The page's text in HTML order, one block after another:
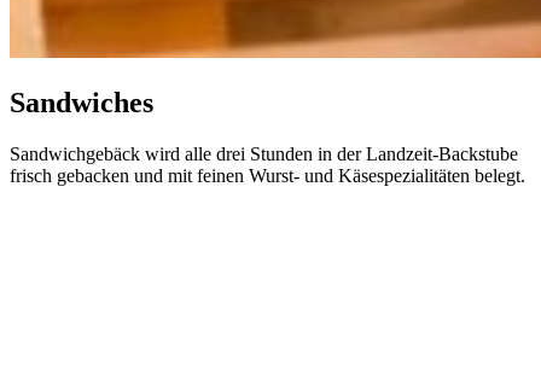
Sandwiches
Sandwichgebäck wird alle drei Stunden in der Landzeit-Backstube
frisch gebacken und mit feinen Wurst- und Käsespezialitäten belegt.